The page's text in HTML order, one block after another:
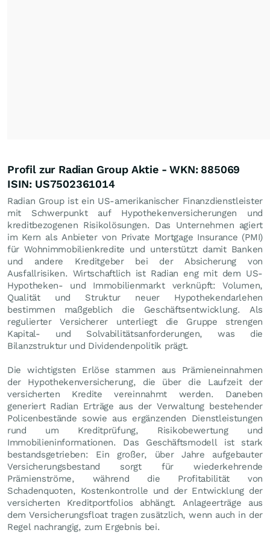
Profil zur Radian Group Aktie - WKN: 885069
ISIN: US7502361014
Radian Group ist ein US-amerikanischer Finanzdienstleister
mit Schwerpunkt auf Hypothekenversicherungen und
kreditbezogenen Risikolösungen. Das Unternehmen agiert
im Kern als Anbieter von Private Mortgage Insurance (PMI)
für Wohnimmobilienkredite und unterstützt damit Banken
und andere Kreditgeber bei der Absicherung von
Ausfallrisiken. Wirtschaftlich ist Radian eng mit dem US-
Hypotheken- und Immobilienmarkt verknüpft: Volumen,
Qualität und Struktur neuer Hypothekendarlehen
bestimmen maßgeblich die Geschäftsentwicklung. Als
regulierter Versicherer unterliegt die Gruppe strengen
Kapital- und Solvabilitätsanforderungen, was die
Bilanzstruktur und Dividendenpolitik prägt.
Die wichtigsten Erlöse stammen aus Prämieneinnahmen
der Hypothekenversicherung, die über die Laufzeit der
versicherten Kredite vereinnahmt werden. Daneben
generiert Radian Erträge aus der Verwaltung bestehender
Policenbestände sowie aus ergänzenden Dienstleistungen
rund um Kreditprüfung, Risikobewertung und
Immobilieninformationen. Das Geschäftsmodell ist stark
bestandsgetrieben: Ein großer, über Jahre aufgebauter
Versicherungsbestand sorgt für wiederkehrende
Prämienströme, während die Profitabilität von
Schadenquoten, Kostenkontrolle und der Entwicklung der
versicherten Kreditportfolios abhängt. Anlageerträge aus
dem Versicherungsfloat tragen zusätzlich, wenn auch in der
Regel nachrangig, zum Ergebnis bei.